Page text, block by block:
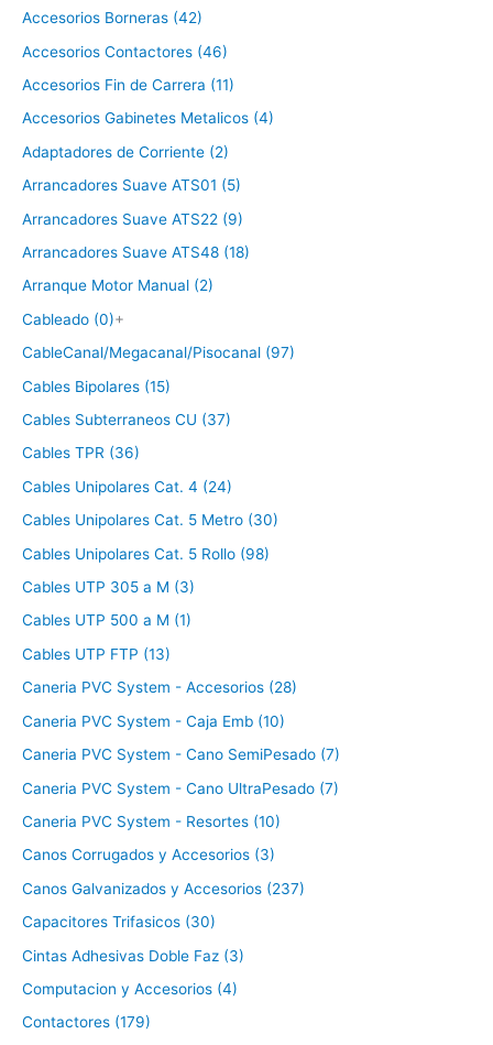
Accesorios Borneras (42)
Accesorios Contactores (46)
Accesorios Fin de Carrera (11)
Accesorios Gabinetes Metalicos (4)
Adaptadores de Corriente (2)
Arrancadores Suave ATS01 (5)
Arrancadores Suave ATS22 (9)
Arrancadores Suave ATS48 (18)
Arranque Motor Manual (2)
Cableado (0)+
CableCanal/Megacanal/Pisocanal (97)
Cables Bipolares (15)
Cables Subterraneos CU (37)
Cables TPR (36)
Cables Unipolares Cat. 4 (24)
Cables Unipolares Cat. 5 Metro (30)
Cables Unipolares Cat. 5 Rollo (98)
Cables UTP 305 a M (3)
Cables UTP 500 a M (1)
Cables UTP FTP (13)
Caneria PVC System - Accesorios (28)
Caneria PVC System - Caja Emb (10)
Caneria PVC System - Cano SemiPesado (7)
Caneria PVC System - Cano UltraPesado (7)
Caneria PVC System - Resortes (10)
Canos Corrugados y Accesorios (3)
Canos Galvanizados y Accesorios (237)
Capacitores Trifasicos (30)
Cintas Adhesivas Doble Faz (3)
Computacion y Accesorios (4)
Contactores (179)